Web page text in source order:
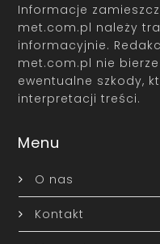
Informacje
met.com.pl należy
informacyjnie.
met.com.pl nie
ewentualne szkody,
interpretacji treści.
Menu
O nas
Kontakt